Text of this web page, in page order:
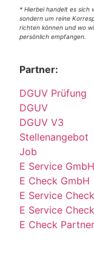
* Hierbei handelt es sich
sondern um reine
richten können und wo
persönlich empfangen.
Partner:
DGUV Prüfung
DGUV
DGUV V3
Stellenangebot
Job
E Service GmbH
E Check GmbH
E Service
E Service
E Check